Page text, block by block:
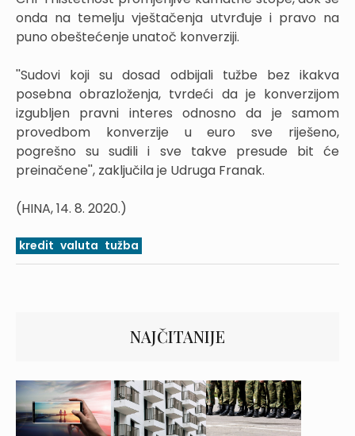
onda na temelju vještačenja utvrđuje i pravo na
puno obeštećenje unatoč konverziji.
''Sudovi koji su dosad odbijali tužbe bez ikakva
posebna obrazloženja, tvrdeći da je konverzijom
izgubljen pravni interes odnosno da je samom
provedbom konverzije u euro sve riješeno,
pogrešno su sudili i sve takve presude bit će
preinačene'', zaključila je Udruga Franak.
(HINA, 14. 8. 2020.)
kredit valuta tužba
NAJČITANIJE